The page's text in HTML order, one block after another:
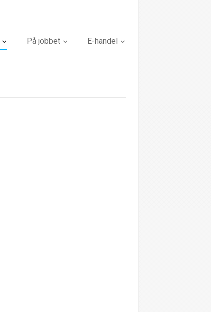
På jobbet E-handel